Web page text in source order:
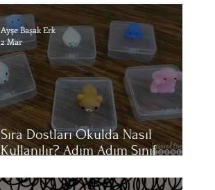
Sıra Dostları Okulda Nasıl
Kullanılır? Adım Adım Sınıf
Ayşe Başak Erk
2 Mar